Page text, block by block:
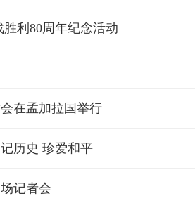
利80周年纪念活动
在孟加拉国举行
历史 珍爱和平
记者会